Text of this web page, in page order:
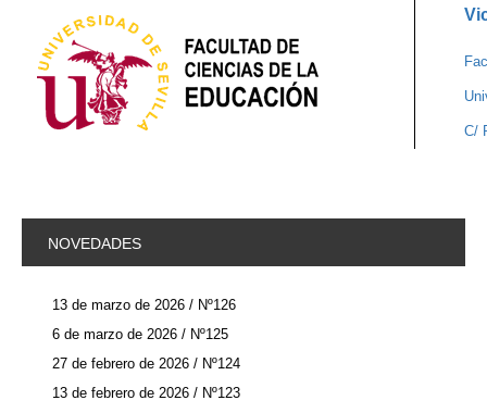
C/
NOVEDADES
13 de marzo de 2026 / Nº126
6 de marzo de 2026 / Nº125
27 de febrero de 2026 / Nº124
13 de febrero de 2026 / Nº123